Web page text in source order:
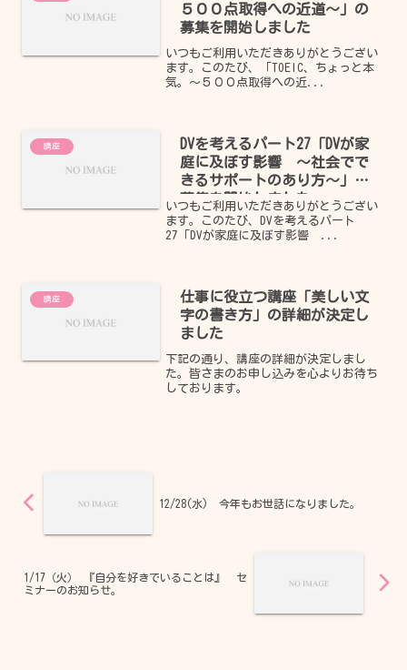
５００点取得への近道～」の
募集を開始しました
いつもご利用いただきありがとうござい
ます。このたび、「TOEIC、ちょっと本
気。～５００点取得への近...
講座
DVを考えるパート27「DVが家
庭に及ぼす影響 ～社会でで
きるサポートのあり方～」の
募集を開始しました
いつもご利用いただきありがとうござい
ます。このたび、DVを考えるパート
27「DVが家庭に及ぼす影響 ...
講座
仕事に役立つ講座「美しい文
字の書き方」の詳細が決定し
ました
下記の通り、講座の詳細が決定しまし
た。皆さまのお申し込みを心よりお待ち
しております。
12/28(水) 今年もお世話になりました。
1/17（火） 『自分を好きでいることは』 セ
ミナーのお知らせ。